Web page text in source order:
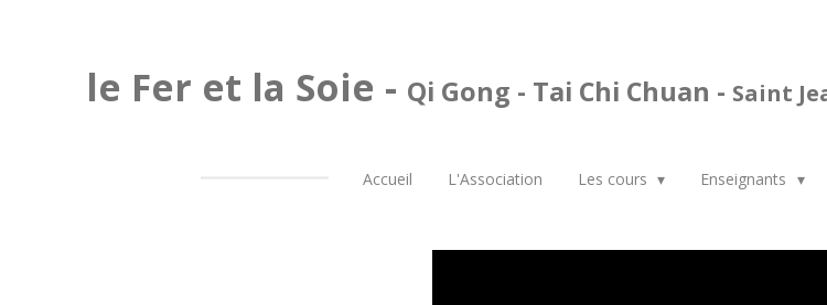
le Fer et la Soie - Qi Gong - Tai Chi Chuan - Saint
Accueil L'Association Les cours Enseignants